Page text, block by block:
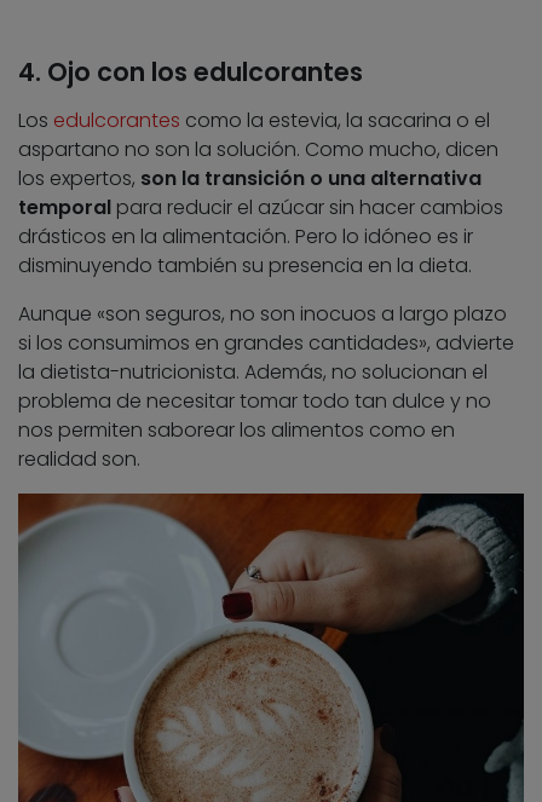
4. Ojo con los edulcorantes
Los edulcorantes como la estevia, la sacarina o el
aspartano no son la solución. Como mucho, dicen
los expertos, son la transición o una alternativa
temporal para reducir el azúcar sin hacer cambios
drásticos en la alimentación. Pero lo idóneo es ir
disminuyendo también su presencia en la dieta.
Aunque «son seguros, no son inocuos a largo plazo
si los consumimos en grandes cantidades», advierte
la dietista-nutricionista. Además, no solucionan el
problema de necesitar tomar todo tan dulce y no
nos permiten saborear los alimentos como en
realidad son.